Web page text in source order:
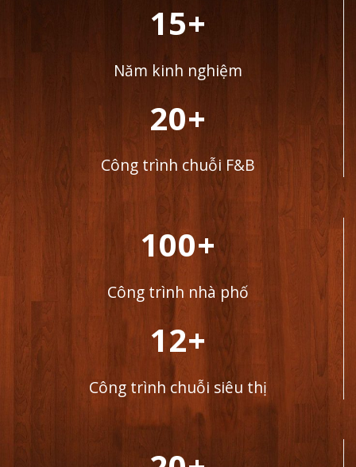
15+
Năm kinh nghiệm
20+
Công trình chuỗi F&B
100+
Công trình nhà phố
12+
Công trình chuỗi siêu thị